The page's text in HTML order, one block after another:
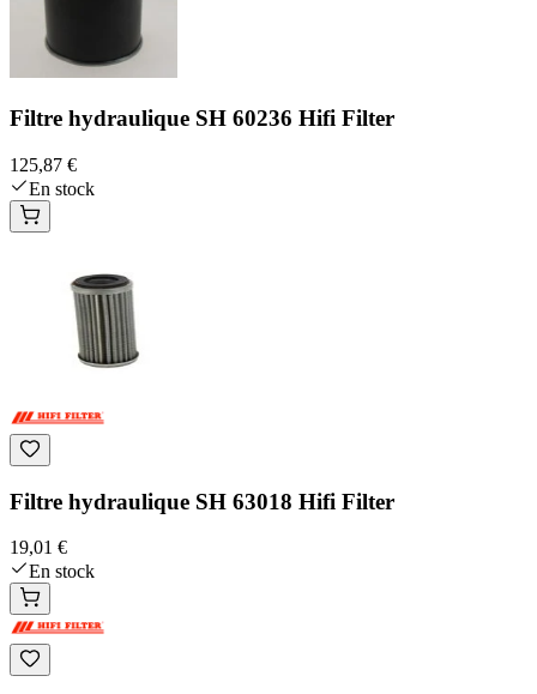
Filtre hydraulique SH 60236 Hifi Filter
125,87 €
En stock
Filtre hydraulique SH 63018 Hifi Filter
19,01 €
En stock